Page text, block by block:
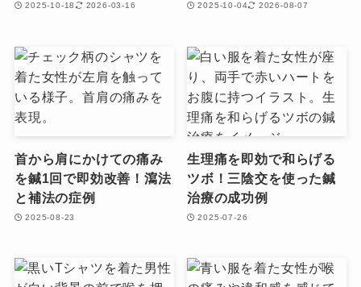
2025-10-18 2026-03-16 2025-10-04 2026-08-07
首から肩にかけての痛み
を鍼1回で即効改善！瀉法
と補法の症例
2025-08-23
生理痛を即効で和らげる
ツボ！三陰交を使った鍼
治療の成功例
2025-07-26